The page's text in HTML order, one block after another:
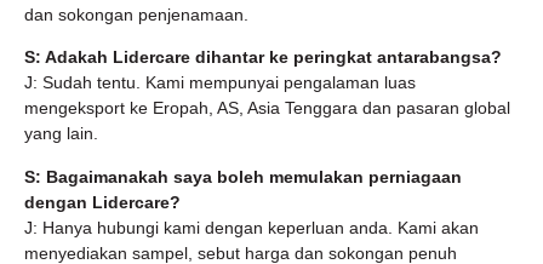
dan sokongan penjenamaan.
S: Adakah Lidercare dihantar ke peringkat antarabangsa?
J: Sudah tentu. Kami mempunyai pengalaman luas
mengeksport ke Eropah, AS, Asia Tenggara dan pasaran global
yang lain.
S: Bagaimanakah saya boleh memulakan perniagaan
dengan Lidercare?
J: Hanya hubungi kami dengan keperluan anda. Kami akan
menyediakan sampel, sebut harga dan sokongan penuh